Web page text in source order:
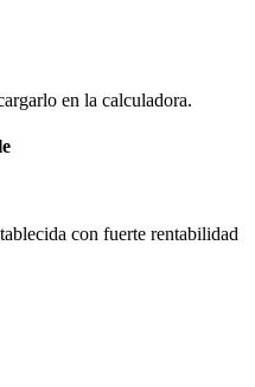
en la calculadora.
con fuerte rentabilidad